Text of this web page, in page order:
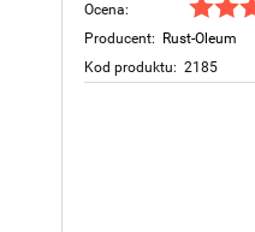
Ocena:
Producent:
Rust-Oleum
Kod produktu: 2185